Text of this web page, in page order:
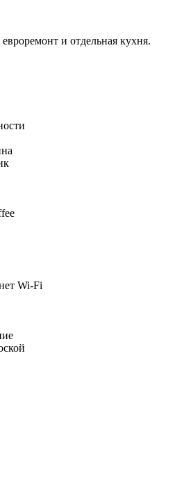
и отдельная кухня.
Wi-Fi